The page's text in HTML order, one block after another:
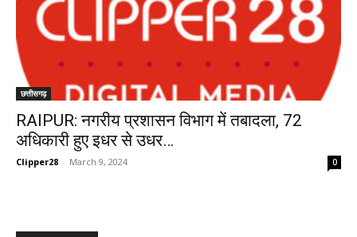
छत्तीसगढ़
RAIPUR: नगरीय प्रशासन विभाग में तबादला, 72
अधिकारी हुए इधर से उधर…
Clipper28 - March 9, 2024 0